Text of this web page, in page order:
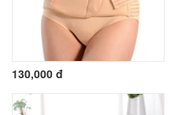
130,000 đ